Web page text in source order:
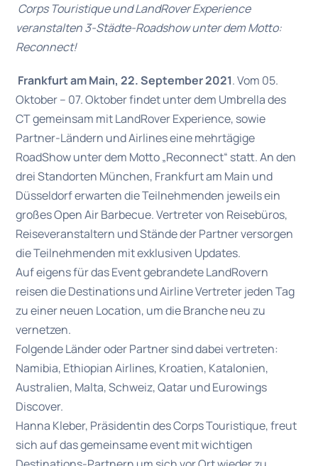
Corps Touristique und LandRover Experience
veranstalten 3-Städte-Roadshow unter dem Motto:
Reconnect!
Frankfurt am Main, 22. September 2021. Vom 05.
Oktober – 07. Oktober findet unter dem Umbrella des
CT gemeinsam mit LandRover Experience, sowie
Partner-Ländern und Airlines eine mehrtägige
RoadShow unter dem Motto „Reconnect“ statt. An den
drei Standorten München, Frankfurt am Main und
Düsseldorf erwarten die Teilnehmenden jeweils ein
großes Open Air Barbecue. Vertreter von Reisebüros,
Reiseveranstaltern und Stände der Partner versorgen
die Teilnehmenden mit exklusiven Updates.
Auf eigens für das Event gebrandete LandRovern
reisen die Destinations und Airline Vertreter jeden Tag
zu einer neuen Location, um die Branche neu zu
vernetzen.
Folgende Länder oder Partner sind dabei vertreten:
Namibia, Ethiopian Airlines, Kroatien, Katalonien,
Australien, Malta, Schweiz, Qatar und Eurowings
Discover.
Hanna Kleber, Präsidentin des Corps Touristique, freut
sich auf das gemeinsame event mit wichtigen